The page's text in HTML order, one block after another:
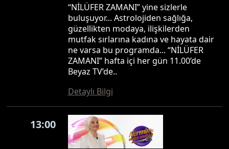
“NİLÜFER ZAMANI” yine sizlerle
buluşuyor... Astrolojiden sağlığa,
güzellikten modaya, ilişkilerden
mutfak sırlarına kadına ve hayata dair
ne varsa bu programda... “NİLÜFER
ZAMANI” hafta içi her gün 11.00’de
Beyaz TV’de..
Detaylı Bilgi
13:00